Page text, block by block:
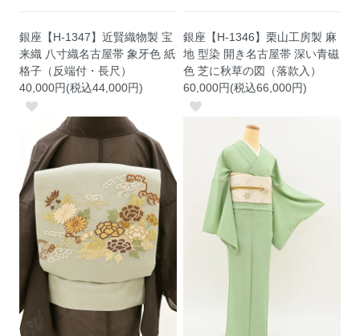
銀座【H-1347】近賢織物製 宝
来織 八寸織名古屋帯 象牙色 紙
格子（反端付・長尺）
40,000円(税込44,000円)
銀座【H-1346】栗山工房製 麻
地 型染 開き名古屋帯 深い青磁
色 芝に秋草の図（落款入）
60,000円(税込66,000円)